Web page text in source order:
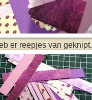
er reepjes van geknipt.